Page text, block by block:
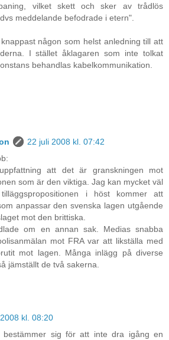
vilket skett och sker av trådlös
meddelande befodrade i etern".
någon som helst anledning till att
I stället åklagaren som inte tolkat
behandlas kabelkommunikation.
22 juli 2008 kl. 07:42
att det är granskningen mot
som är den viktiga. Jag kan mycket väl
i höst kommer att
anpassar den svenska lagen utgående
mot den brittiska.
om en annan sak. Medias snabba
mot FRA var att likställa med
mot lagen. Många inlägg på diverse
jämställt de två sakerna.
kl. 08:20
bestämmer sig för att inte dra igång en